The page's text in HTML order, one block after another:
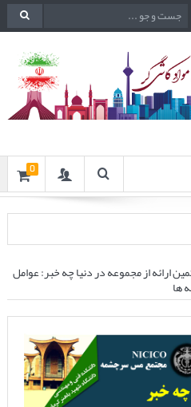
0
ارائه از مجموعه در دنیا چه خبر: عوامل
ها